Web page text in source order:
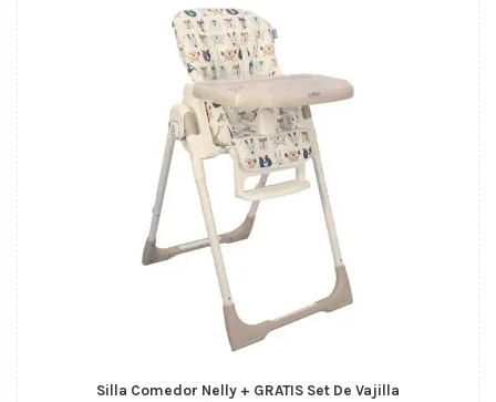
Silla Comedor Nelly + GRATIS Set De Vajilla